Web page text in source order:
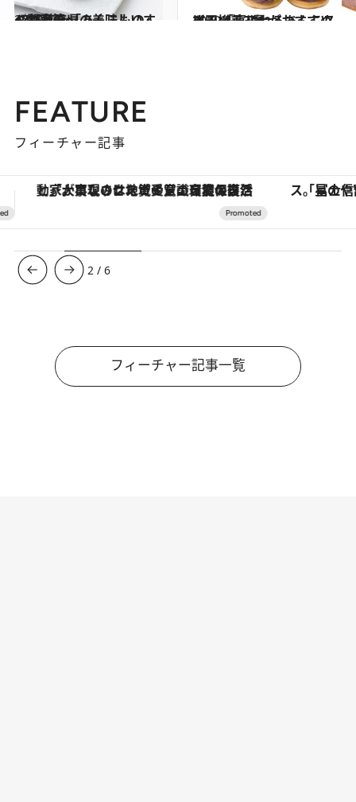
2018.4.5
47都道府県の美味しいすぐれもの 「あんこもの」～関東篇～
グルメ 2019.3.3
川田裕美アナがおすすめする 「喜ばれるあんこスイーツ」3選
グルメ
FEATURE
フィーチャー記事
「星のや富士」でデジタルデトックス。冨士信仰の歴史を辿り、心身を調える。 【夏限定ディナーコース】旬を
3 /6
フィーチャー記事一覧